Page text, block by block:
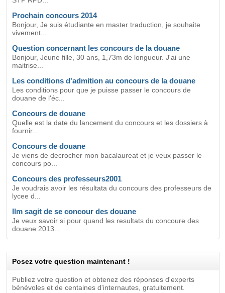
Prochain concours 2014
Bonjour, Je suis étudiante en master traduction, je souhaite
vivement...
Question concernant les concours de la douane
Bonjour, Jeune fille, 30 ans, 1,73m de longueur. J'ai une
maitrise...
Les conditions d'admition au concours de la douane
Les conditions pour que je puisse passer le concours de
douane de l'éc...
Concours de douane
Quelle est la date du lancement du concours et les dossiers à
fournir...
Concours de douane
Je viens de decrocher mon bacalaureat et je veux passer le
concours po...
Concours des professeurs2001
Je voudrais avoir les résultata du concours des professeurs de
lycee d...
Ilm sagit de se concour des douane
Je veux savoir si pour quand les resultats du concoure des
douane 2013...
Posez votre question maintenant !
Publiez votre question et obtenez des réponses d'experts
bénévoles et de centaines d'internautes, gratuitement.